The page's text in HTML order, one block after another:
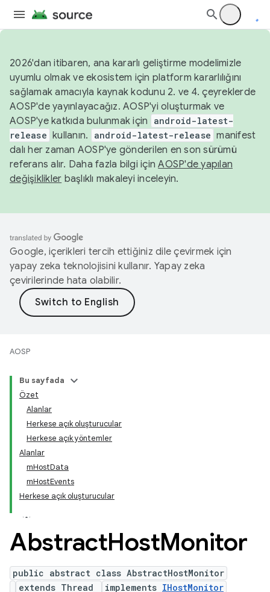
2026'dan itibaren, ana kararlı geliştirme modelimizle
uyumlu olmak ve ekosistem için platform kararlılığını
sağlamak amacıyla kaynak kodunu 2. ve 4. çeyreklerde
AOSP'de yayınlayacağız. AOSP'yi oluşturmak ve
AOSP'ye katkıda bulunmak için
android-latest-
release kullanın. android-latest-release manifest
dalı her zaman AOSP'ye gönderilen en son sürümü
referans alır. Daha fazla bilgi içinAOSP'de yapılan
değişiklikler başlıklı makaleyi inceleyin.
Google, içerikleri tercih ettiğiniz dile çevirmek için
yapay zeka teknolojisini kullanır. Yapay zeka
çevirilerinde hata olabilir.
AOSP
Bu sayfada
Özet
Alanlar
Herkese açık oluşturucular
Herkese açık yöntemler
Alanlar
mHostData
mHostEvents
Herkese açık oluşturucular
AbstractHostMonitor
public abstract class AbstractHostMonitor
extends Thread
implements IHostMonitor